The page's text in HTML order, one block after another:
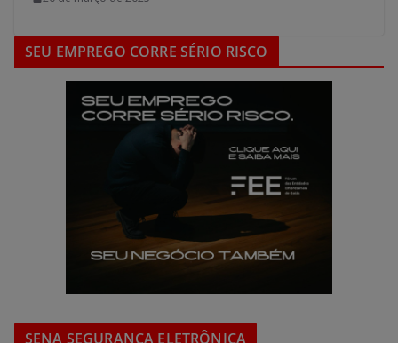
SEU EMPREGO CORRE SÉRIO RISCO
SENA SEGURANÇA ELETRÔNICA